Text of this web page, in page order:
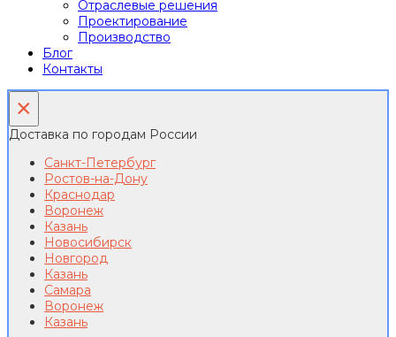
Отраслевые решения
Проектирование
Производство
Блог
Контакты
×
Доставка по городам России
Санкт-Петербург
Ростов-на-Дону
Краснодар
Воронеж
Казань
Новосибирск
Новгород
Казань
Самара
Воронеж
Казань